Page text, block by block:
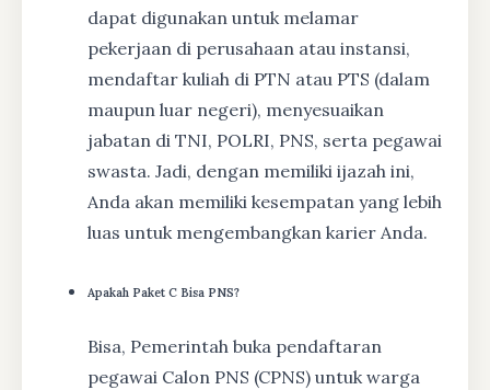
dapat digunakan untuk melamar
pekerjaan di perusahaan atau instansi,
mendaftar kuliah di PTN atau PTS (dalam
maupun luar negeri), menyesuaikan
jabatan di TNI, POLRI, PNS, serta pegawai
swasta. Jadi, dengan memiliki ijazah ini,
Anda akan memiliki kesempatan yang lebih
luas untuk mengembangkan karier Anda.
Apakah Paket C Bisa PNS?
Bisa, Pemerintah buka pendaftaran
pegawai Calon PNS (CPNS) untuk warga